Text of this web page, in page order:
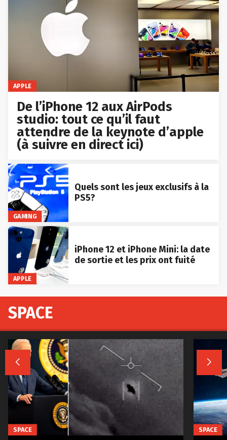
APPLE
De l’iPhone 12 aux AirPods
studio: tout ce qu’il faut
attendre de la keynote d’apple
(à suivre en direct ici)
GAMING
Quels sont les jeux exclusifs à la
PS5?
APPLE
iPhone 12 et iPhone Mini: la date
de sortie et les prix ont fuité
SPACE
 
SPACE SPACE